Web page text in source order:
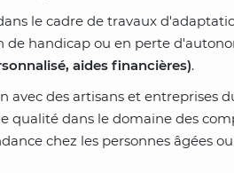
le cadre de travaux
de handicap ou en perte
aides financières).
avec des artisans et entreprises
qualité dans le domaine des
chez les personnes âgées